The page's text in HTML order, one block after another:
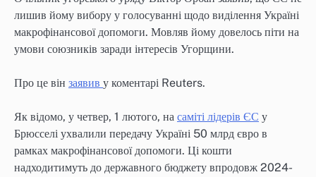
лишив йому вибору у голосуванні щодо виділення Україні
макрофінансової допомоги. Мовляв йому довелось піти на
умови союзників заради інтересів Угорщини.
Про це він заявив у коментарі Reuters.
Як відомо, у четвер, 1 лютого, на саміті лідерів ЄС у
Брюсселі ухвалили передачу Україні 50 млрд євро в
рамках макрофінансової допомоги. Ці кошти
надходитимуть до державного бюджету впродовж 2024-